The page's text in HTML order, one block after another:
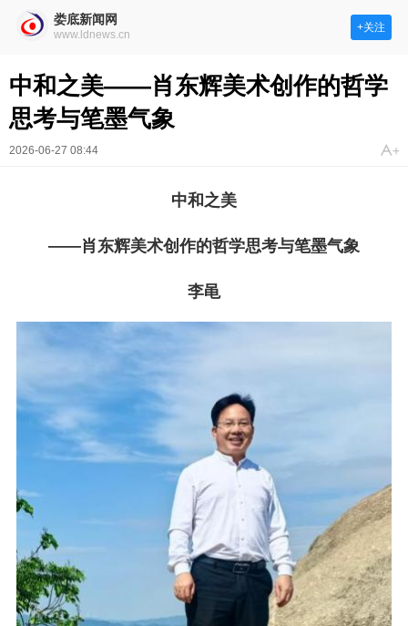
娄底新闻网
www.ldnews.cn
+关注
中和之美——肖东辉美术创作的哲学
思考与笔墨气象
2026-06-27 08:44
中和之美
——肖东辉美术创作的哲学思考与笔墨气象
李黾